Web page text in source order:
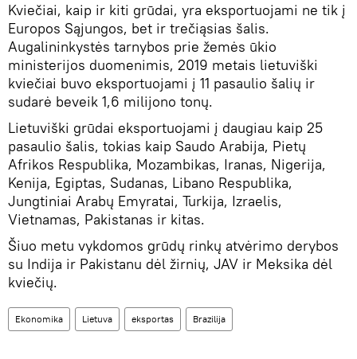
Kviečiai, kaip ir kiti grūdai, yra eksportuojami ne tik į
Europos Sąjungos, bet ir trečiąsias šalis.
Augalininkystės tarnybos prie žemės ūkio
ministerijos duomenimis, 2019 metais lietuviški
kviečiai buvo eksportuojami į 11 pasaulio šalių ir
sudarė beveik 1,6 milijono tonų.
Lietuviški grūdai eksportuojami į daugiau kaip 25
pasaulio šalis, tokias kaip Saudo Arabija, Pietų
Afrikos Respublika, Mozambikas, Iranas, Nigerija,
Kenija, Egiptas, Sudanas, Libano Respublika,
Jungtiniai Arabų Emyratai, Turkija, Izraelis,
Vietnamas, Pakistanas ir kitas.
Šiuo metu vykdomos grūdų rinkų atvėrimo derybos
su Indija ir Pakistanu dėl žirnių, JAV ir Meksika dėl
kviečių.
Ekonomika Lietuva eksportas Brazilija